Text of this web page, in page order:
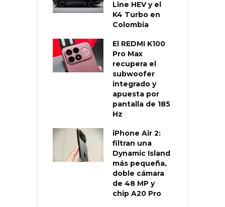
Line HEV y el
K4 Turbo en
Colombia
El REDMI K100
Pro Max
recupera el
subwoofer
integrado y
apuesta por
pantalla de 185
Hz
iPhone Air 2:
filtran una
Dynamic Island
más pequeña,
doble cámara
de 48 MP y
chip A20 Pro